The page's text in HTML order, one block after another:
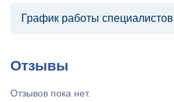
График работы специалистов
Отзывы
Отзывов пока нет.